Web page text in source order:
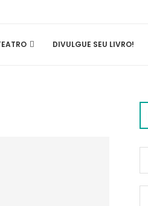
DIVULGUE SEU LIVRO!